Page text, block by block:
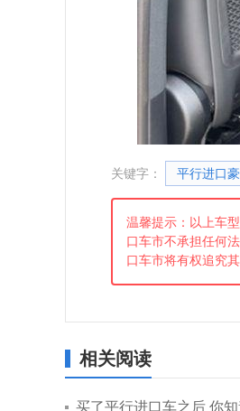
关键字： 平行进口
温馨提示：以上车
口车市不承担任何
口车市将有权追究其
相关阅读
买了平行进口车之后 你